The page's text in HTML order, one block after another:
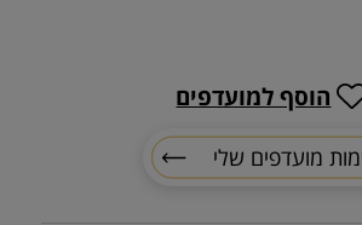
מועדפים שלי
הוסף למועדפים